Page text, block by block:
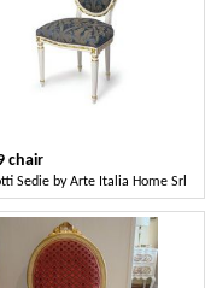
chair
Sedie by Arte Italia Home Srl